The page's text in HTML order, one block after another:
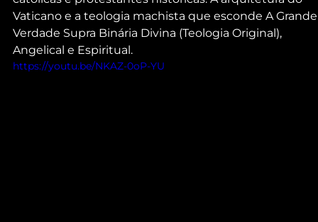
Vaticano e a teologia machista que esconde A
Verdade Supra Binária Divina (Teologia Original),
Angelical e Espiritual.
https://youtu.be/NKAZ-0oP-YU